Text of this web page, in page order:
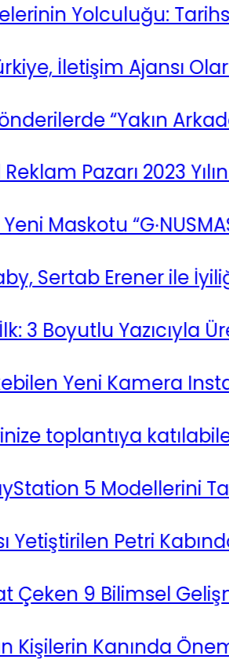
Tarihsel Bir
Ajansı Olarak
“Yakın
Pazarı 2023 Yılında
“G∙NUSMAS”
Erener ile İyiliği
Yazıcıyla
Kamera Insta360 X4
katılabilecek
5 Modellerini Tanıttı
Petri Kabında Renk
9 Bilimsel Gelişmesi
Kanında Önemli